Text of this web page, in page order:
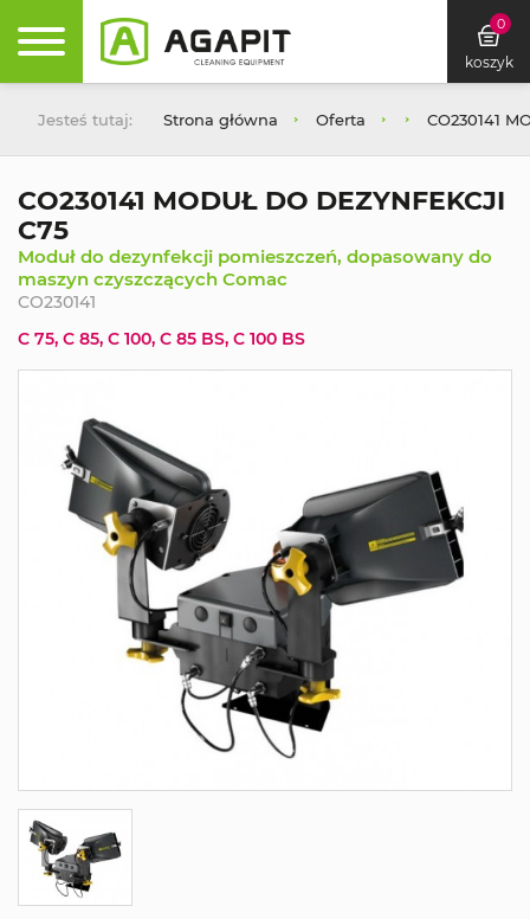
0
koszyk
Jesteś tutaj: Strona główna Oferta CO230141
CO230141 MODUŁ DO DEZYNFEKCJI
C75
Moduł do dezynfekcji pomieszczeń, dopasowany do
maszyn czyszczących Comac
CO230141
C 75, C 85, C 100, C 85 BS, C 100 BS